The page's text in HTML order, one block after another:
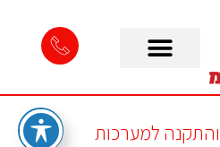
והתקנה למערכות